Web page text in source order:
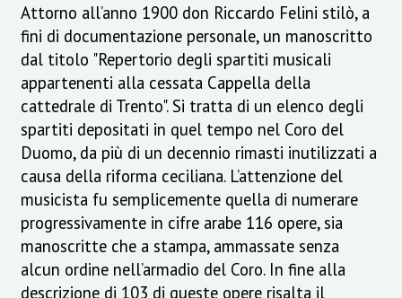
Attorno all’anno 1900 don Riccardo Felini stilò, a
fini di documentazione personale, un manoscritto
dal titolo "Repertorio degli spartiti musicali
appartenenti alla cessata Cappella della
cattedrale di Trento". Si tratta di un elenco degli
spartiti depositati in quel tempo nel Coro del
Duomo, da più di un decennio rimasti inutilizzati a
causa della riforma ceciliana. L’attenzione del
musicista fu semplicemente quella di numerare
progressivamente in cifre arabe 116 opere, sia
manoscritte che a stampa, ammassate senza
alcun ordine nell’armadio del Coro. In fine alla
descrizione di 103 di queste opere risalta il